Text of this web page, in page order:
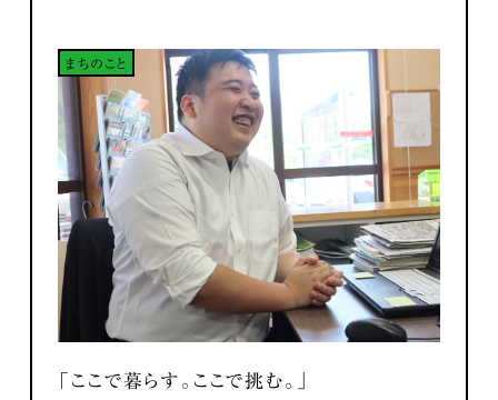
まちのこと
「ここで暮らす。ここで挑む。」